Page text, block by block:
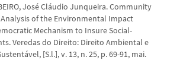
José Cláudio Junqueira. Community
of the Environmental Impact
Mechanism to Insure Social-
Veredas do Direito: Direito Ambiental e
[S.l.], v. 13, n. 25, p. 69-91, mai.